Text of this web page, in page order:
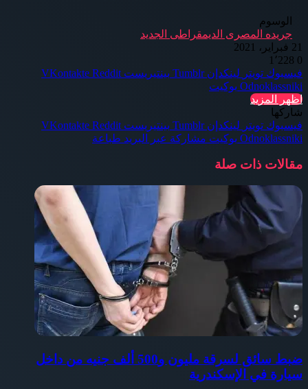
الوسوم
جريده المصرى الديمقراطى الجديد
21 فبراير، 2021
0
فيسبوك تويتر لينكدإن بينتيريست
Odnoklassniki بوكيت
اظهر المزيد
شاركها
فيسبوك تويتر لينكدإن بينتيريست
Odnoklassniki بوكيت مشاركة عبر البريد طباعة
مقالات ذات صلة
ضبط سائق لسرقة مليون و500 ألف جنيه من داخل
سيارة في الإسكندرية